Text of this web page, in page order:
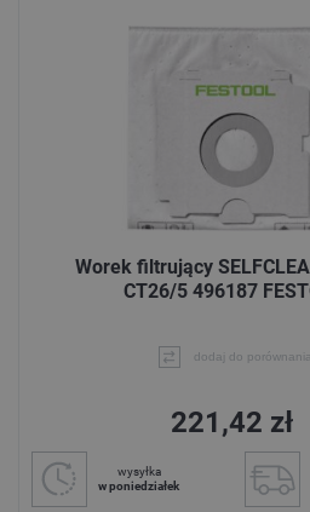
Worek filtrujący
CT26/5 496187
dodaj do porównania
221,42 zł
wysyłka
w poniedziałek